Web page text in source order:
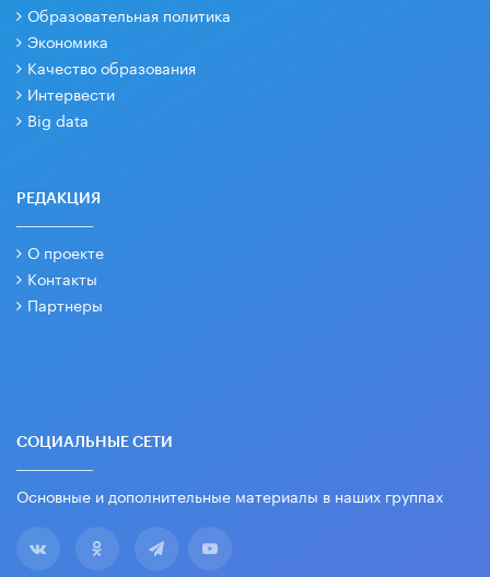
Образовательная политика
Экономика
Качество образования
Интервести
Big data
РЕДАКЦИЯ
О проекте
Контакты
Партнеры
СОЦИАЛЬНЫЕ СЕТИ
Основные и дополнительные материалы в наших группах